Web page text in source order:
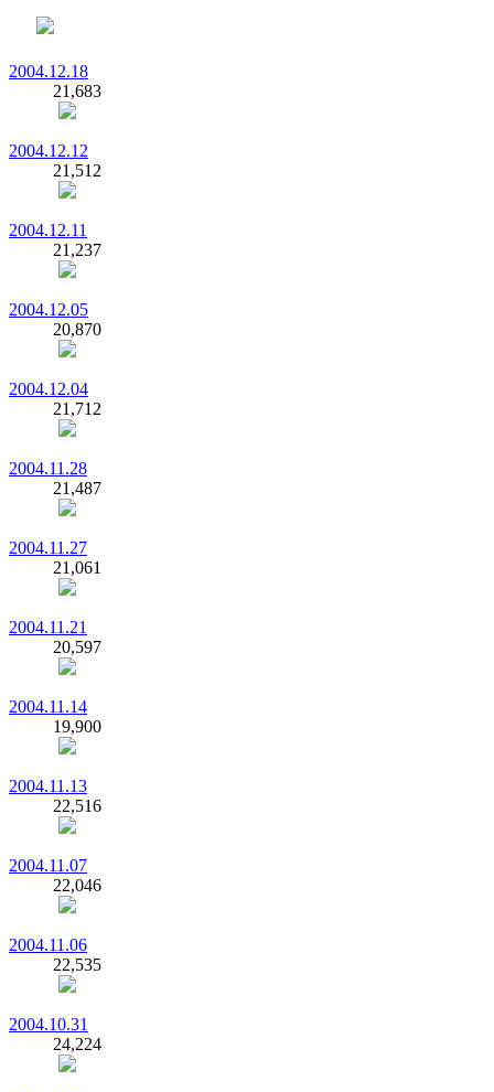
2004.12.18
21,683
2004.12.12
21,512
2004.12.11
21,237
2004.12.05
20,870
2004.12.04
21,712
2004.11.28
21,487
2004.11.27
21,061
2004.11.21
20,597
2004.11.14
19,900
2004.11.13
22,516
2004.11.07
22,046
2004.11.06
22,535
2004.10.31
24,224